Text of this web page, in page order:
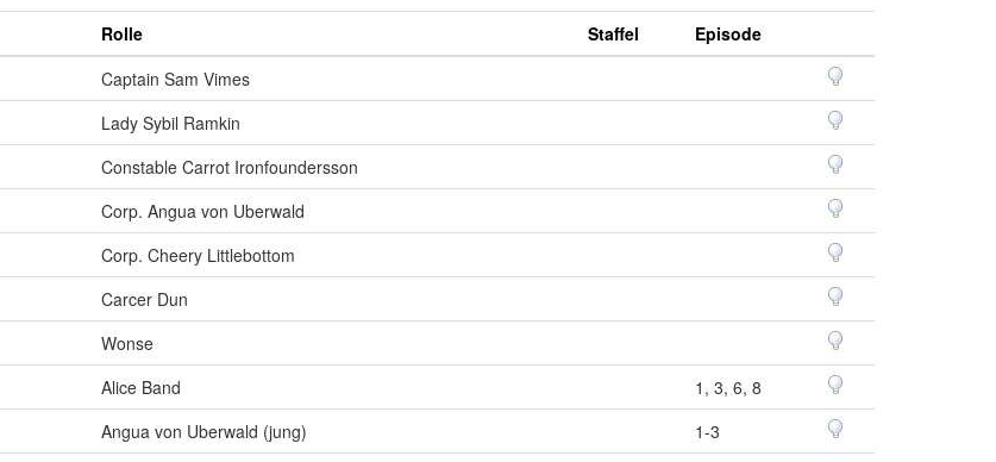
Rolle Staffel
Episode
Captain Sam Vimes
Lady Sybil Ramkin
Constable Carrot Ironfoundersson
Corp. Angua von Uberwald
Corp. Cheery Littlebottom
Carcer Dun
Wonse
Alice Band
1, 3, 6, 8
Angua von Uberwald (jung)
1-3